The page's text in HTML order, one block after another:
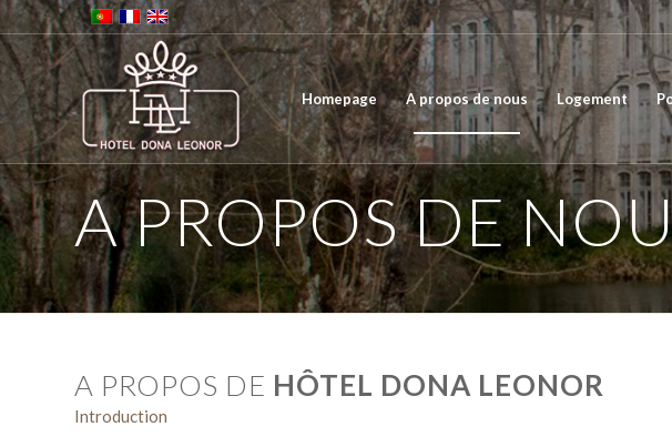
Homepage A propos de nous Logement
A PROPOS DE
A PROPOS DE HÔTEL DONA LEONOR
Introduction